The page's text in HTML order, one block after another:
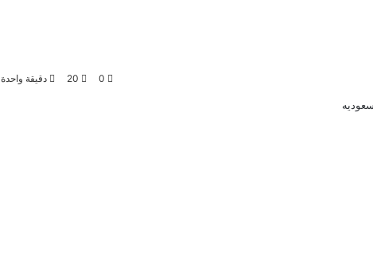
0
20 دقيقة واحدة